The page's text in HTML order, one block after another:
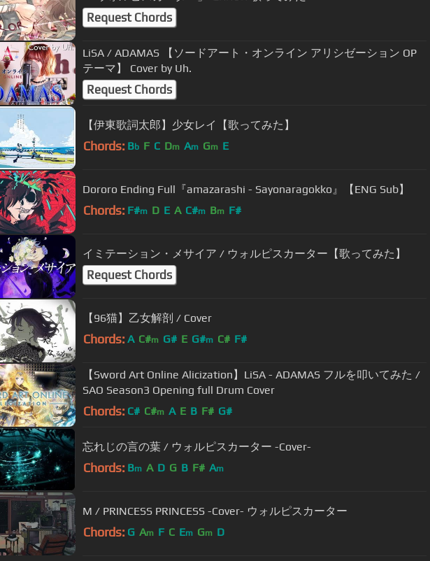
Request Chords
LiSA / ADAMAS 【ソードアート・オンライン アリシゼーション OP
テーマ】 Cover by Uh.
Request Chords
【伊東歌詞太郎】少女レイ【歌ってみた】
Chords: Bb F C Dm Am Gm E
Dororo Ending Full『amazarashi - Sayonaragokko』【ENG Sub】
Chords: F#m D E A C#m Bm F#
イミテーション・メサイア / ウォルピスカーター【歌ってみた】
Request Chords
【96猫】乙女解剖 / Cover
Chords: A C#m G# E G#m C# F#
【Sword Art Online Alicization】LiSA - ADAMAS フルを叩いてみた /
SAO Season3 Opening full Drum Cover
Chords: C# C#m A E B F# G#
忘れじの言の葉 / ウォルピスカーター -Cover-
Chords: Bm A D G B F# Am
M / PRINCESS PRINCESS -Cover- ウォルピスカーター
Chords: G Am F C Em Gm D